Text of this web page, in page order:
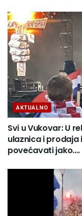
AKTUALNO
Svi u Vukovar: U
ulaznica i prodaja
povećavati jako….